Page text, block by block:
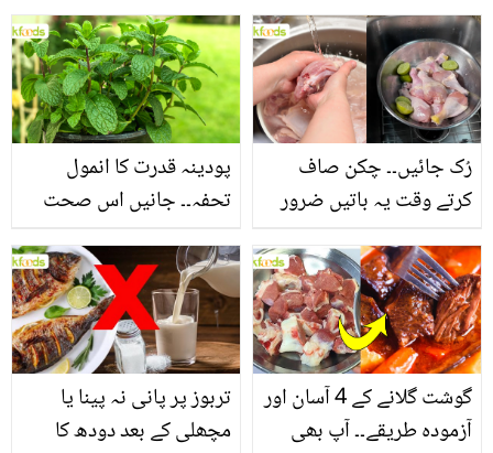
منرلز اور اینٹی آکسیڈنٹس
سے بھرپور اس سبزی کے
فائدے
بنانے کے چند قدرتی طریقے
پودینہ قدرت کا انمول
تحفہ۔۔ جانیں اس صحت
انگیز طبی فوائد
رُک جائیں۔۔ چکن صاف
کرتے وقت یہ باتیں ضرور
تربوز پر پانی نہ پینا یا
مچھلی کے بعد دودھ کا
گوشت گلانے کے 4 آسان اور
آزمودہ طریقے۔۔ آپ بھی